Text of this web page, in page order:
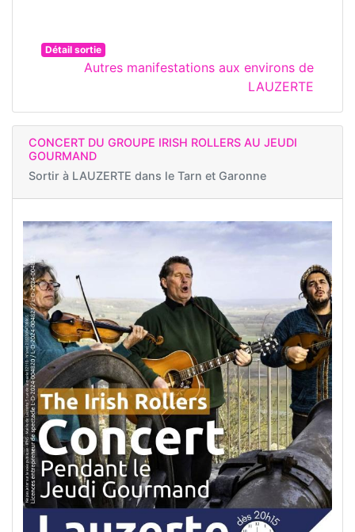
Détail sortie
Autres manifestations aux environs de
LAUZERTE
CONCERT DU GROUPE IRISH ROLLERS AU JEUDI
GOURMAND
Sortir à LAUZERTE dans le Tarn et Garonne